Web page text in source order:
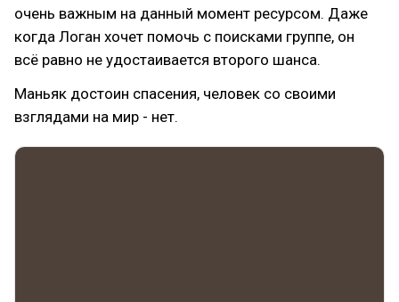
очень важным на данный момент ресурсом. Даже
когда Логан хочет помочь с поисками группе, он
всё равно не удостаивается второго шанса.
Маньяк достоин спасения, человек со своими
взглядами на мир - нет.